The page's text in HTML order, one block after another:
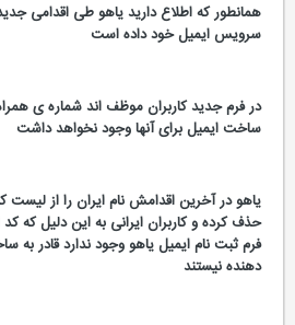
همانطور که اطلاع دارید یاهو طی اقدامی جدید
سرویس ایمیل خود داده است
در فرم جدید کاربران موظف اند شماره ی همراه
ساخت ایمیل برای آنها وجود نخواهد داشت
یاهو در آخرین اقدامش نام ایران را از
حذف کرده و کاربران ایرانی به این دلیل که
فرم ثبت نام ایمیل یاهو وجود ندارد قادر به
دهنده نیستند